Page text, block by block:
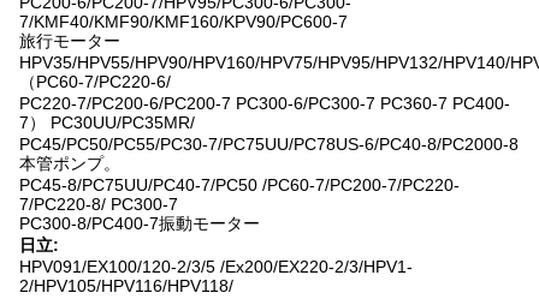
7/KMF40/KMF90/KMF160/KPV90/PC600-7
旅行モーター
HPV35/HPV55/HPV90/HPV160/HPV75/HPV95/HPV132/HPV140/
（PC60-7/PC220-6/
PC220-7/PC200-6/PC200-7 PC300-6/PC300-7 PC360-7 PC400-
7） PC30UU/PC35MR/
PC45/PC50/PC55/PC30-7/PC75UU/PC78US-6/PC40-8/PC2000-8
本管ポンプ。
PC45-8/PC75UU/PC40-7/PC50 /PC60-7/PC200-7/PC220-
7/PC220-8/ PC300-7
PC300-8/PC400-7振動モーター
日立:
HPV091/EX100/120-2/3/5 /Ex200/EX220-2/3/HPV1-
2/HPV105/HPV116/HPV118/